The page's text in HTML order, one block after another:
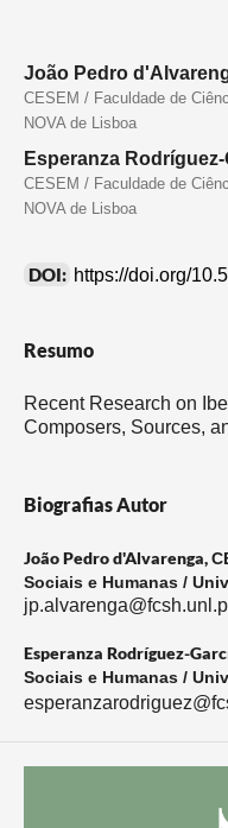
João Pedro
CESEM / Faculdade de
NOVA de Lisboa
Esperanza
CESEM / Faculdade de
NOVA de Lisboa
DOI: https://doi.org/
Resumo
Recent Research on
Composers, Sources,
Biografias Autor
João Pedro d'Alvarenga,
Sociais e Humanas /
Esperanza Rodríguez-
Sociais e Humanas /